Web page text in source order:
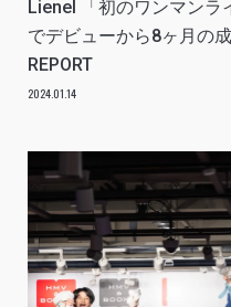
Lienel 「初のワンマンラ
でデビューから8ヶ月の
REPORT
2024.01.14